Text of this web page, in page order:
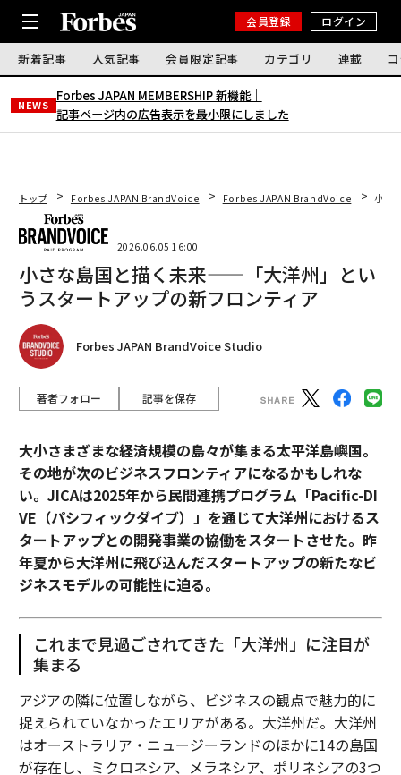
会員登録 ログイン
新着記事 人気記事 会員限定記事 カテゴリ 連載
NEWS
Forbes JAPAN MEMBERSHIP 新機能｜
記事ページ内の広告表示を最小限にしました
トップ Forbes JAPAN BrandVoice Forbes JAPAN BrandVoice 小さ
2026.06.05 16:00
小さな島国と描く未来——「大洋州」とい
うスタートアップの新フロンティア
Forbes JAPAN BrandVoice Studio
著者フォロー 記事を保存
大小さまざまな経済規模の島々が集まる太平洋島嶼国。
その地が次のビジネスフロンティアになるかもしれな
い。JICAは2025年から民間連携プログラム「Pacific-DI
VE（パシフィックダイブ）」を通じて大洋州におけるス
タートアップとの開発事業の協働をスタートさせた。昨
年夏から大洋州に飛び込んだスタートアップの新たなビ
ジネスモデルの可能性に迫る。
これまで見過ごされてきた「大洋州」に注目が
集まる
アジアの隣に位置しながら、ビジネスの観点で魅力的に
捉えられていなかったエリアがある。大洋州だ。大洋州
はオーストラリア・ニュージーランドのほかに14の島国
が存在し、ミクロネシア、メラネシア、ポリネシアの3つ